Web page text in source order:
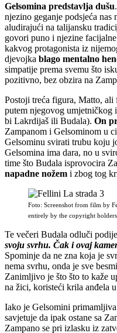
Gelsomina predstavlja dušu
njezino geganje podsjeća
aludirajući na talijansku
govori puno i njezine
kakvog protagonista iz
djevojka blago mentalno
simpatije prema svemu što
pozitivno, bez obzira na
Postoji treća figura, Matto, ali
putem njegovog umjetničkog
bi Lakrdijaš ili Budala). On
Zampanom i Gelsominom u
Gelsominu svirati trubu koju
Gelsomina ima dara, no u
time što Budala isprovocira
napadne nožem i zbog tog
Foto: Screenshot from film by
entirely by the copyright
Te večeri Budala odluči
svoju svrhu. Čak i ovaj
Spominje da ne zna koja je
nema svrhu, onda je sve
Zanimljivo je što što to kaže
na žici, koristeći krila anđela
Iako je Gelsomini
savjetuje da ipak ostane sa
Zampano se pri izlasku iz